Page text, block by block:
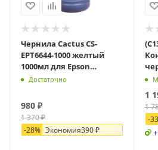
Чернила Cactus CS-
EPT6644-1000 желтый
1000мл для Epson
L100/L110/L120/L132/L200/L210/L222/
Достаточно
980 ₽
1 370₽
-28% Экономия390₽
мл)
1
1
-33